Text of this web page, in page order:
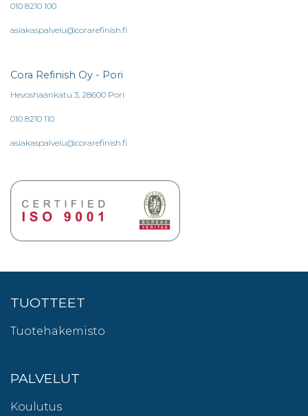
010 8210 100
asiakaspalvelu@corarefinish.fi
Cora Refinish Oy - Pori
Hevoshaankatu 3, 28600 Pori
010 8210 110
asiakaspalvelu@corarefinish.fi
TUOTTEET
Tuotehakemisto
PALVELUT
Koulutus